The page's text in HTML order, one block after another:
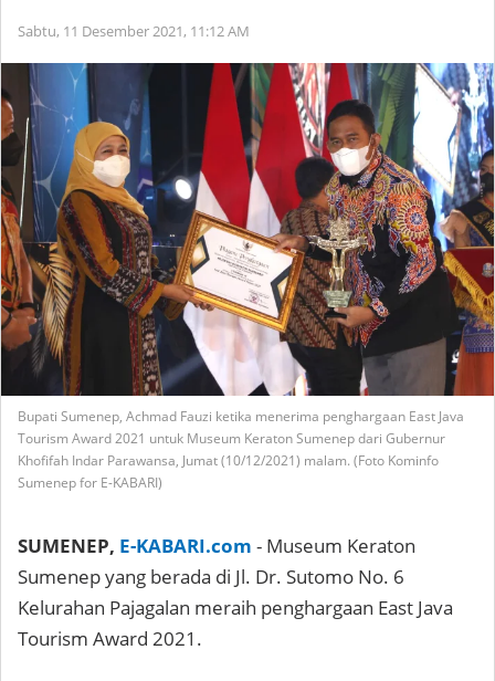
Sabtu, 11 Desember 2021, 11:12 AM
Bupati Sumenep, Achmad Fauzi ketika menerima penghargaan East Java
Tourism Award 2021 untuk Museum Keraton Sumenep dari Gubernur
Khofifah Indar Parawansa, Jumat (10/12/2021) malam. (Foto Kominfo
Sumenep for E-KABARI)
SUMENEP, E-KABARI.com - Museum Keraton
Sumenep yang berada di Jl. Dr. Sutomo No. 6
Kelurahan Pajagalan meraih penghargaan East Java
Tourism Award 2021.